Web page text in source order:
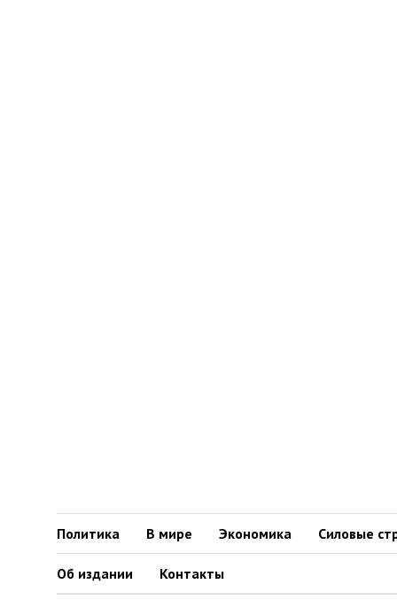
Политика В мире Экономика Силовые
Об издании Контакты